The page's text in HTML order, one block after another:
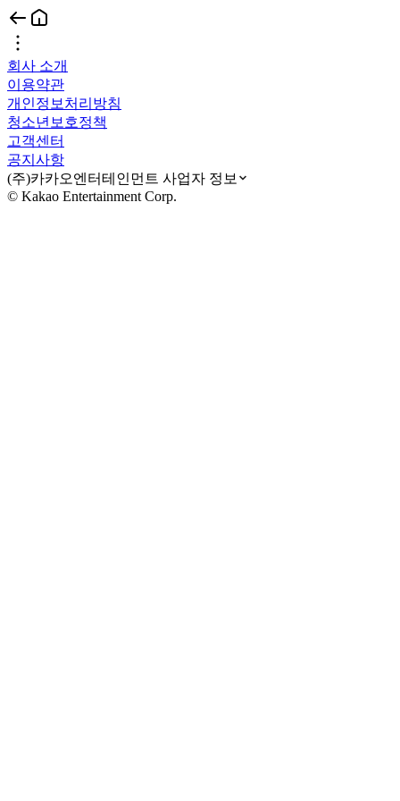
회사 소개
이용약관
개인정보처리방침
청소년보호정책
고객센터
공지사항
(주)카카오엔터테인먼트 사업자 정보
© Kakao Entertainment Corp.